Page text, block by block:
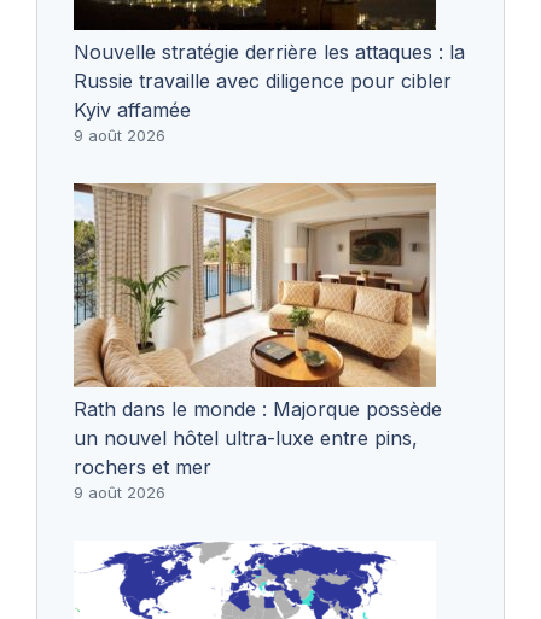
Nouvelle stratégie derrière les attaques : la
Russie travaille avec diligence pour cibler
Kyiv affamée
9 août 2026
Rath dans le monde : Majorque possède
un nouvel hôtel ultra-luxe entre pins,
rochers et mer
9 août 2026